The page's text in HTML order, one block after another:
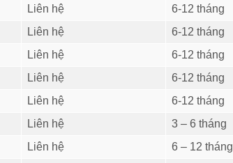
Liên hệ 6-12 tháng
Liên hệ 6-12 tháng
Liên hệ 6-12 tháng
Liên hệ 6-12 tháng
Liên hệ 6-12 tháng
Liên hệ 3 – 6 tháng
Liên hệ 6 – 12 tháng